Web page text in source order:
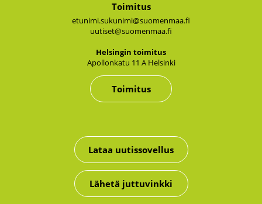
Toimitus
etunimi.sukunimi@suomenmaa.fi
uutiset@suomenmaa.fi
Hel­sin­gin toi­mi­tus
Apol­lon­ka­tu 11 A Hel­sin­ki
Toimitus
Lataa uutissovellus
Lähetä juttuvinkki